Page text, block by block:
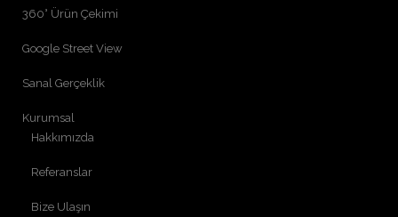
360° Ürün Çekimi
Google Street View
Sanal Gerçeklik
Kurumsal
Hakkımızda
Referanslar
Bize Ulaşın